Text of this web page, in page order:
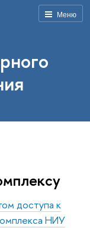
Меню
доступа к
НИУ